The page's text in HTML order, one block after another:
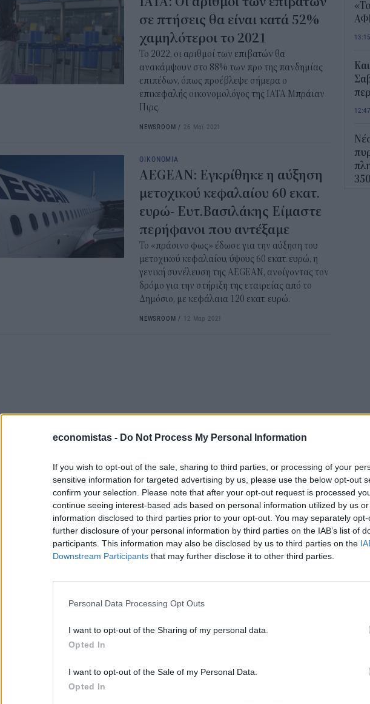
economistas - Do Not Process My Personal Information
If you wish to opt-out of the sale, sharing to third parties, or processing of your
sensitive information for targeted advertising by us, please use the below opt-out
confirm your selection. Please note that after your opt-out request is processed
continue seeing interest-based ads based on personal information utilized by us
information disclosed to third parties prior to your opt-out. You may separately
further disclosure of your personal information by third parties on the IAB’s list of
participants. This information may also be disclosed by us to third parties on the
Downstream Participants that may further disclose it to other third parties.
Personal Data Processing Opt Outs
I want to opt-out of the Sharing of my personal data.
Opted In
I want to opt-out of the Sale of my Personal Data.
Opted In
σε πτήσεις θα είναι κατά 52%
χαμηλότεροι το 2021
Το 2022, οι αριθμοί των επιβατών θα
ανακάμψουν στο 88% των προ της πανδημίας
επιπέδων, όπως προέβλεψε σήμερα ο
επικεφαλής οικονομολόγος της IATA Μπράιαν
Πιρς.
NEWSROOM / 26 Μαΐ 2021
ΟΙΚΟΝΟΜΙΑ
AEGEAN: Εγκρίθηκε η αύξηση
μετοχικού κεφαλαίου 60 εκατ.
ευρώ- Ευτ.Βασιλάκης Είμαστε
περήφανοι που αντέξαμε
Το «πράσινο φως» έδωσε για την αύξηση του
μετοχικού κεφαλαίου, ύψους 60 εκατ. ευρώ, η
γενική συνέλευση της AEGEAN, ανοίγοντας τον
δρόμο για την στήριξη της εταιρείας από το
Δημόσιο, με κεφάλαια 120 εκατ. ευρώ.
NEWSROOM / 12 Μαρ 2021
13:15
12:47
04